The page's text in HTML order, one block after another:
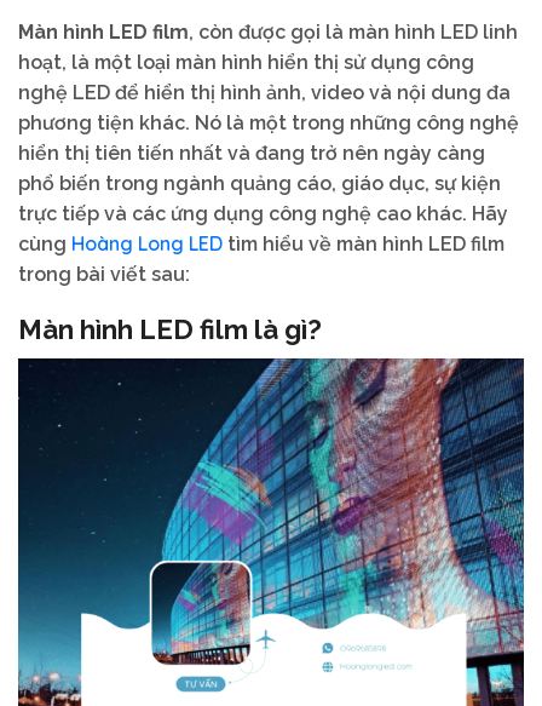
Màn hình LED film, còn được gọi là màn hình LED linh
hoạt, là một loại màn hình hiển thị sử dụng công
nghệ LED để hiển thị hình ảnh, video và nội dung đa
phương tiện khác. Nó là một trong những công nghệ
hiển thị tiên tiến nhất và đang trở nên ngày càng
phổ biến trong ngành quảng cáo, giáo dục, sự kiện
trực tiếp và các ứng dụng công nghệ cao khác. Hãy
cùng Hoàng Long LED tìm hiểu về màn hình LED film
trong bài viết sau:
Màn hình LED film là gì?